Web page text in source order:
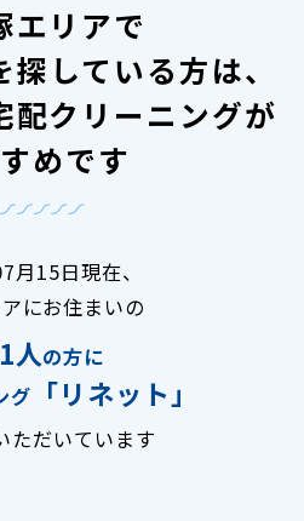
エリアで
している方は、
配クリーニングが
めです
月15日現在、
にお住まいの
人の方に
グ
「リネット」
ただいています